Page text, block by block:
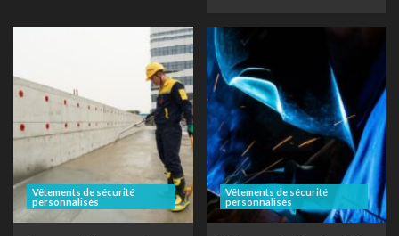
Vêtements de sécurité
personnalisés
Vêtements de sécurité
personnalisés